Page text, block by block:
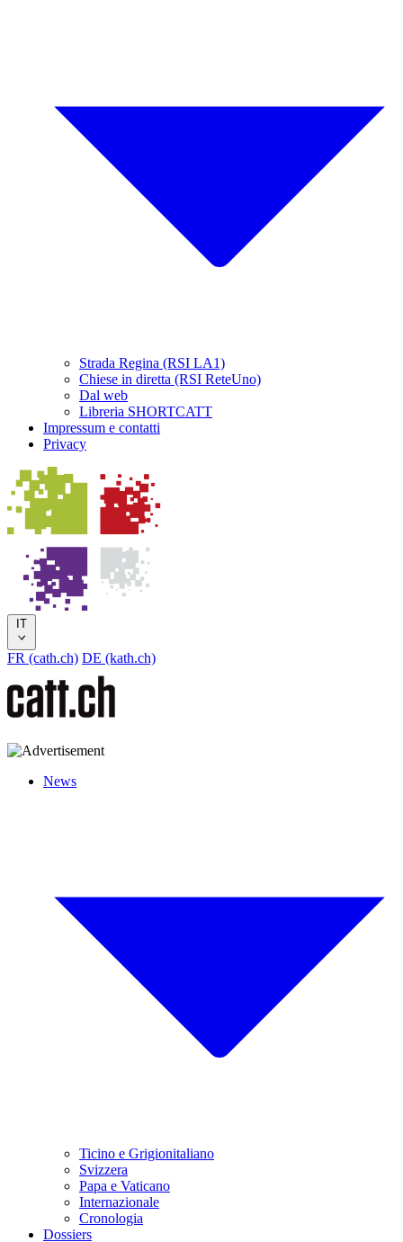
Strada Regina (RSI LA1)
Chiese in diretta (RSI ReteUno)
Dal web
Libreria SHORTCATT
Impressum e contatti
Privacy
IT
FR (cath.ch) DE (kath.ch)
News
Ticino e Grigionitaliano
Svizzera
Papa e Vaticano
Internazionale
Cronologia
Dossiers